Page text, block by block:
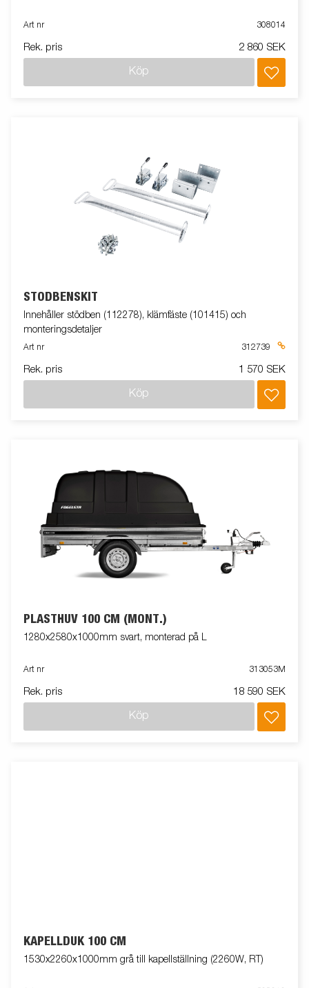
Art nr 308014
Rek. pris 2 860 SEK
Köp
STÖDBENSKIT
Innehåller stödben (112278), klämfäste (101415) och
monteringsdetaljer
Art nr 312739
Rek. pris 1 570 SEK
Köp
PLASTHUV 100 CM (MONT.)
1280x2580x1000mm svart, monterad på L
Art nr 313053M
Rek. pris 18 590 SEK
Köp
KAPELLDUK 100 CM
1530x2260x1000mm grå till kapellställning (2260W, RT)